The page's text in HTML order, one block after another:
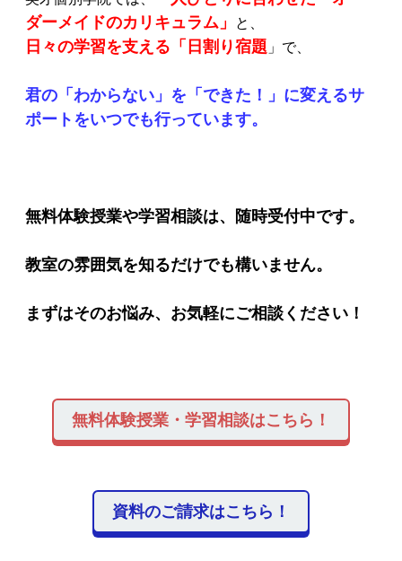
ダーメイドのカリキュラム」
と、
日々の学習を支える「日割り宿題 」で、
君の「わからない」を「できた！」に変えるサ
ポートをいつでも行っています。
無料体験授業や学習相談は、随時受付中です。
教室の雰囲気を知るだけでも構いません。
まずはそのお悩み、お気軽にご相談ください！
無料体験授業・学習相談はこちら！
資料のご請求はこちら！